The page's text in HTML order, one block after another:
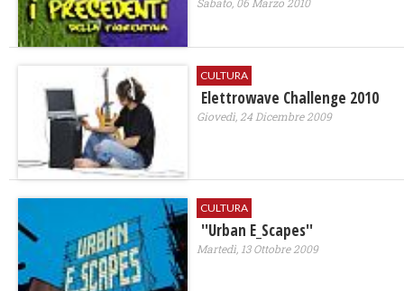
Sabato, 06 Marzo 2010
CULTURA
Elettrowave Challenge 2010
Giovedì, 24 Dicembre 2009
CULTURA
''Urban E_Scapes''
Martedì, 13 Ottobre 2009